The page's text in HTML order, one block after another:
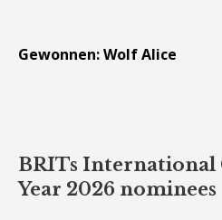
Gewonnen: Wolf Alice
BRITs International
Year 2026 nominees